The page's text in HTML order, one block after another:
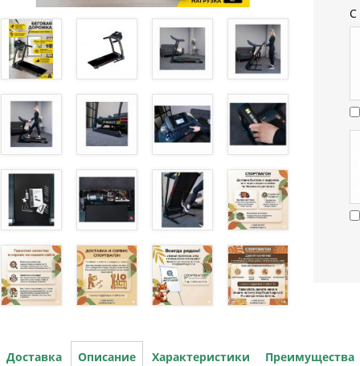
С
Доставка Описание Характеристики Преимущества